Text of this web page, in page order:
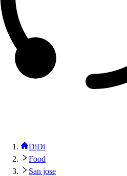
DiDi
Food
San jose